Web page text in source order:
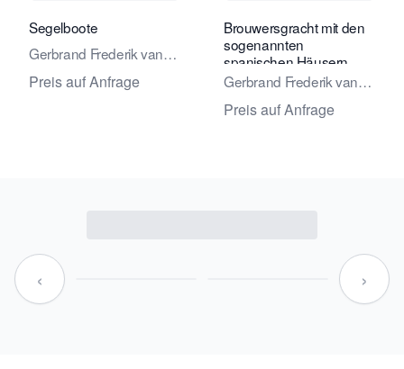
Segelboote
Gerbrand Frederik van
Schagen
Preis auf Anfrage
Brouwersgracht mit den
sogenannten
spanischen Häusern
Gerbrand Frederik van
Schagen
Preis auf Anfrage
‹ ›